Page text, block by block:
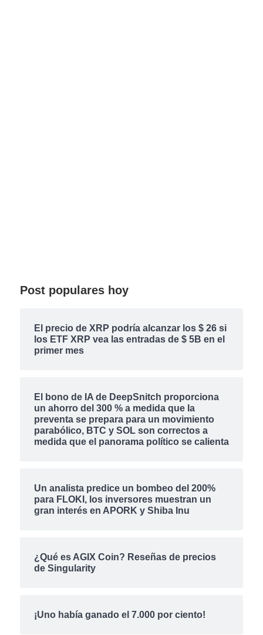
Post populares hoy
El precio de XRP podría alcanzar los $ 26 si
los ETF XRP vea las entradas de $ 5B en el
primer mes
El bono de IA de DeepSnitch proporciona
un ahorro del 300 % a medida que la
preventa se prepara para un movimiento
parabólico, BTC y SOL son correctos a
medida que el panorama político se calienta
Un analista predice un bombeo del 200%
para FLOKI, los inversores muestran un
gran interés en APORK y Shiba Inu
¿Qué es AGIX Coin? Reseñas de precios
de Singularity
¡Uno había ganado el 7.000 por ciento!